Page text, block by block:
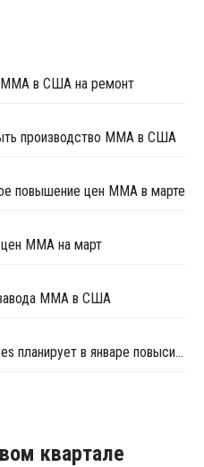
ММА в США на ремонт
производство ММА в США
повышение цен ММА в марте
MMA на март
завода ММА в США
Mitsubishi Chemical Methacrylates планирует в январе повысить цены ММА в США
квартале